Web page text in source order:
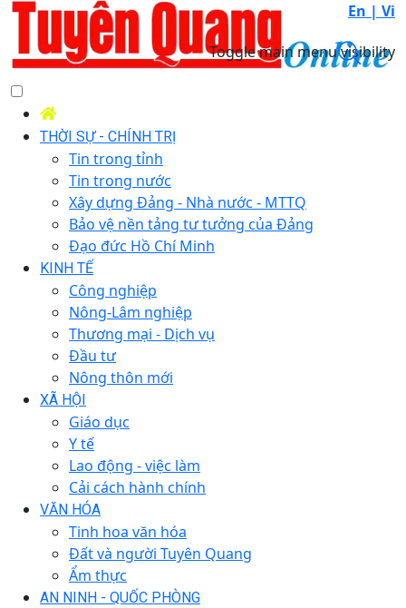
En | Vi
Toggle main menu visibility
THỜI SỰ - CHÍNH TRỊ
Tin trong tỉnh
Tin trong nước
Xây dựng Đảng - Nhà nước - MTTQ
Bảo vệ nền tảng tư tưởng của Đảng
Đạo đức Hồ Chí Minh
KINH TẾ
Công nghiệp
Nông-Lâm nghiệp
Thương mại - Dịch vụ
Đầu tư
Nông thôn mới
XÃ HỘI
Giáo dục
Y tế
Lao động - việc làm
Cải cách hành chính
VĂN HÓA
Tinh hoa văn hóa
Đất và người Tuyên Quang
Ẩm thực
AN NINH - QUỐC PHÒNG